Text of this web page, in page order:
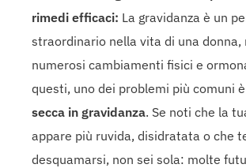
rimedi efficaci: La gravidanza è un
straordinario nella vita di una donna,
numerosi cambiamenti fisici e
questi, uno dei problemi più comuni
secca in gravidanza. Se noti che la
appare più ruvida, disidratata o che
desquamarsi, non sei sola: molte